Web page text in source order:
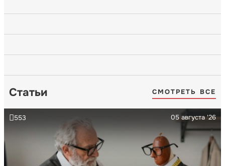
Статьи СМОТРЕТЬ ВСЕ
05 августа '26
553